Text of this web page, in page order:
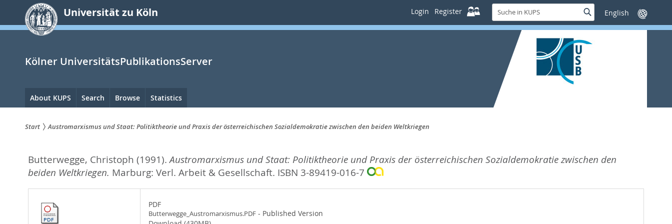
springen
Universität zu Köln Login Register
Suche
in
KUPS
SucheSprache
wechseln
Kölner UniversitätsPublikationsServer
Hauptnavigation
About KUPS Search Browse Statistics
sind
hier:
Start Austromarxismus und Staat: Politiktheorie und Praxis der österreichischen Sozialdemokratie zwischen den beiden Weltkriegen
Butterwegge, Christoph (1991).Austromarxismus und Staat: Politiktheorie und Praxis der österreichischen Sozialdemokratie zwischen den
beiden Weltkriegen. Marburg: Verl. Arbeit & Gesellschaft. ISBN 3-89419-016-7
PDF
Butterwegge_Austromarxismus.PDF- Published Version